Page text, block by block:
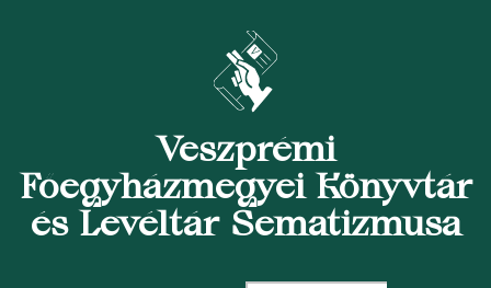
Veszprémi
Főegyházmegyei Könyvtár
és Levéltár Sematizmusa